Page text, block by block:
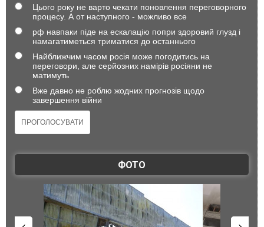
Цього року не варто чекати поновлення переговорного
процесу. А от наступного - можливо все
рф навпаки піде на ескалацію попри здоровий глузд і
намагатиметься триматися до останнього
Найближчим часом росія може погодитись на
переговори, але серйозних намірів росіяни не
матимуть
Вже давно не роблю жодних прогнозів щодо
завершення війни
ФОТО